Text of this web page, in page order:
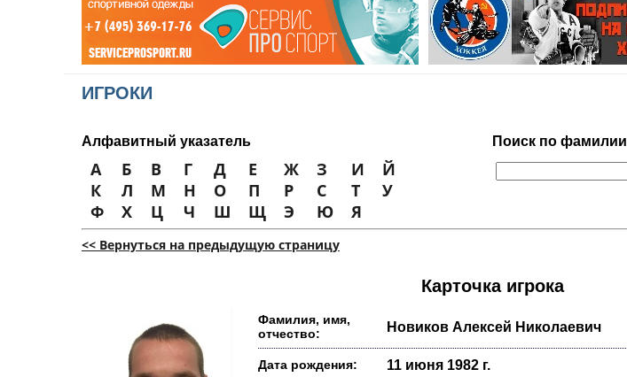
ИГРОКИ
Алфавитный указатель Поиск по фамилии
А Б В Г Д Е Ж З И
Й
К
Л М Н О П Р С Т
У
Ф
Х Ц Ч Ш Щ Э Ю Я
<< Вернуться на предыдущую страницу
Карточка игрока
Фамилия, имя,
отчество:
Новиков Алексей Николаевич
Дата рождения: 11 июня 1982 г.